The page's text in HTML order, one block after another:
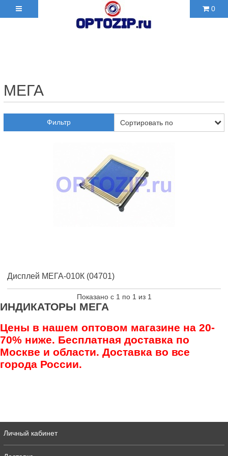
0
МЕГА
Фильтр
Дисплей МЕГА-010К (04701)
Показано с 1 по 1 из 1
ИНДИКАТОРЫ МЕГА
Цены в нашем оптовом магазине на 20-
70% ниже. Бесплатная доставка по
Москве и области. Доставка во все
города России.
Личный кабинет